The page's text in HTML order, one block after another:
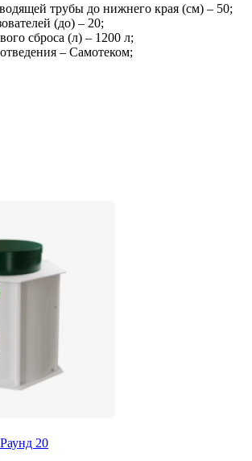
трубы до нижнего края (см) – 50;
(до) – 20;
сброса (л) – 1200 л;
– Самотеком;
20